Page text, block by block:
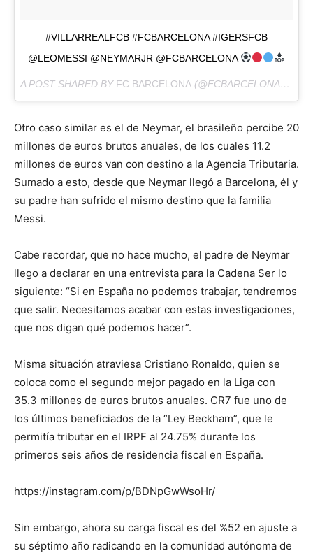
#VILLARREALFCB #FCBARCELONA #IGERSFCB
@LEOMESSI @NEYMARJR @FCBARCELONA
A POST SHARED BY FC BARCELONA (@FCBARCELONA) ON
Otro caso similar es el de Neymar, el brasileño percibe 20
millones de euros brutos anuales, de los cuales 11.2
millones de euros van con destino a la Agencia Tributaria.
Sumado a esto, desde que Neymar llegó a Barcelona, él y
su padre han sufrido el mismo destino que la familia
Messi.
Cabe recordar, que no hace mucho, el padre de Neymar
llego a declarar en una entrevista para la Cadena Ser lo
siguiente: “Si en España no podemos trabajar, tendremos
que salir. Necesitamos acabar con estas investigaciones,
que nos digan qué podemos hacer”.
Misma situación atraviesa Cristiano Ronaldo, quien se
coloca como el segundo mejor pagado en la Liga con
35.3 millones de euros brutos anuales. CR7 fue uno de
los últimos beneficiados de la “Ley Beckham”, que le
permitía tributar en el IRPF al 24.75% durante los
primeros seis años de residencia fiscal en España.
https://instagram.com/p/BDNpGwWsoHr/
Sin embargo, ahora su carga fiscal es del %52 en ajuste a
su séptimo año radicando en la comunidad autónoma de